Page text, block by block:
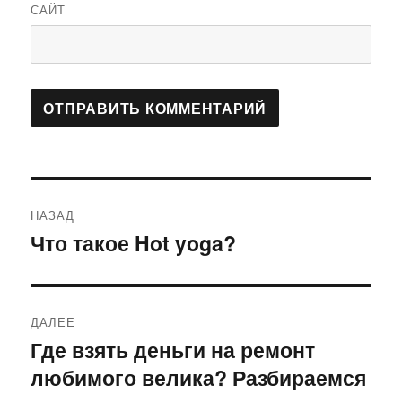
САЙТ
по
НАЗАД
Предыдущая
Что такое Hot yoga?
ДАЛЕЕ
Следующая
запись:
Где взять деньги на ремонт
любимого велика? Разбираемся